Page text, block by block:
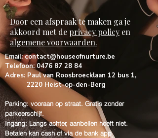
Door een afspraak te maken ga je
akkoord met de privacy policy en
algemene voorwaarden.
Email:contact@houseofnurture.be
Telefoon:0476 87 28 84
Adres: Paul van Roosbroecklaan 12 bus 1,
2220 Heist-op-den-Berg
Parking: vooraan op straat. Gratis zonder
parkeerschijf.
Ingang: Langs achter, aanbellen hoeft niet.
Betalen kan cash of via de bank app